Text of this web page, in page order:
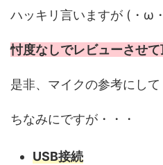
ハッキリ言いますが (・ω
忖度なしでレビューさせて
是非、マイクの参考にして
ちなみにですが・・・
USB接続